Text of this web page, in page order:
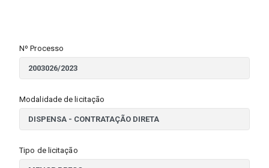
Nº Processo
Modalidade de licitação
Tipo de licitação